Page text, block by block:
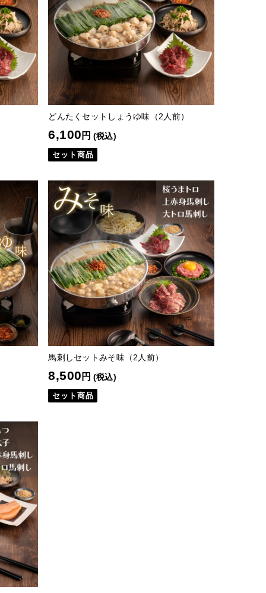
どんたくセットしょうゆ味（2人前）
6,100 円 (税込)
セット商品
馬刺しセットみそ味（2人前）
8,500 円 (税込)
セット商品